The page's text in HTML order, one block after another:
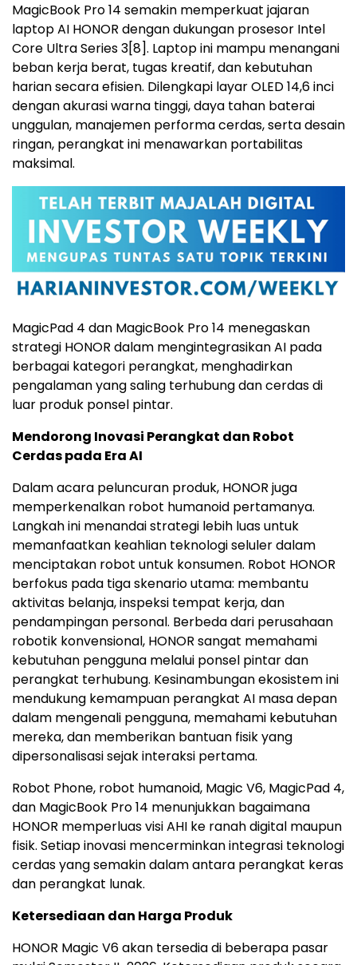
MagicBook Pro 14 semakin memperkuat jajaran
laptop AI HONOR dengan dukungan prosesor Intel
Core Ultra Series 3[8]. Laptop ini mampu menangani
beban kerja berat, tugas kreatif, dan kebutuhan
harian secara efisien. Dilengkapi layar OLED 14,6 inci
dengan akurasi warna tinggi, daya tahan baterai
unggulan, manajemen performa cerdas, serta desain
ringan, perangkat ini menawarkan portabilitas
maksimal.
MagicPad 4 dan MagicBook Pro 14 menegaskan
strategi HONOR dalam mengintegrasikan AI pada
berbagai kategori perangkat, menghadirkan
pengalaman yang saling terhubung dan cerdas di
luar produk ponsel pintar.
Mendorong Inovasi Perangkat dan Robot
Cerdas pada Era AI
Dalam acara peluncuran produk, HONOR juga
memperkenalkan robot humanoid pertamanya.
Langkah ini menandai strategi lebih luas untuk
memanfaatkan keahlian teknologi seluler dalam
menciptakan robot untuk konsumen. Robot HONOR
berfokus pada tiga skenario utama: membantu
aktivitas belanja, inspeksi tempat kerja, dan
pendampingan personal. Berbeda dari perusahaan
robotik konvensional, HONOR sangat memahami
kebutuhan pengguna melalui ponsel pintar dan
perangkat terhubung. Kesinambungan ekosistem ini
mendukung kemampuan perangkat AI masa depan
dalam mengenali pengguna, memahami kebutuhan
mereka, dan memberikan bantuan fisik yang
dipersonalisasi sejak interaksi pertama.
Robot Phone, robot humanoid, Magic V6, MagicPad 4,
dan MagicBook Pro 14 menunjukkan bagaimana
HONOR memperluas visi AHI ke ranah digital maupun
fisik. Setiap inovasi mencerminkan integrasi teknologi
cerdas yang semakin dalam antara perangkat keras
dan perangkat lunak.
Ketersediaan dan Harga Produk
HONOR Magic V6 akan tersedia di beberapa pasar